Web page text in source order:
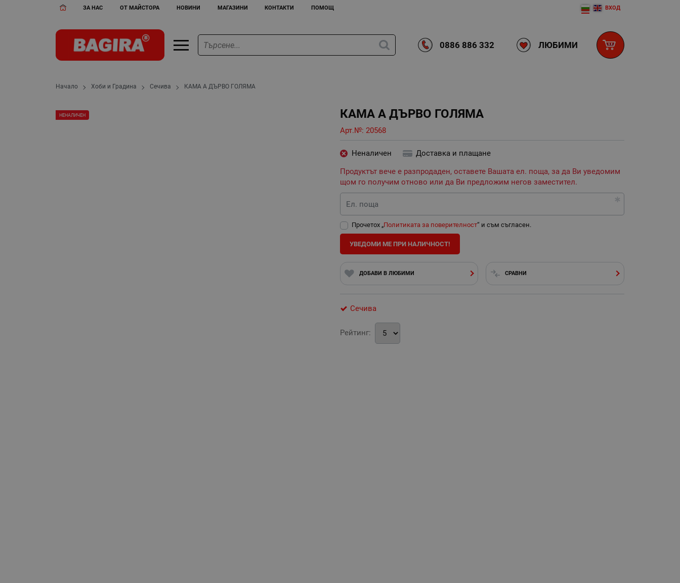
ЗА НАС ОТ МАЙСТОРА НОВИНИ МАГАЗИНИ КОНТАКТИ ПОМОЩ ВХОД
0886 886 332 ЛЮБИМИ
Начало Хоби и Градина Сечива КАМА А ДЪРВО ГОЛЯМА
КАМА А ДЪРВО ГОЛЯМА
Арт.№: 20568
НЕНАЛИЧЕН
Неналичен
Доставка и плащане
Продуктът вече е разпродаден, оставете Вашата ел. поща, за да Ви уведомим
щом го получим отново или да Ви предложим негов заместител.
Ел. поща
Прочетох „Политиката за поверителност“ и съм съгласен.
УВЕДОМИ МЕ ПРИ НАЛИЧНОСТ!
ДОБАВИ В ЛЮБИМИ СРАВНИ
Сечива
Рейтинг: